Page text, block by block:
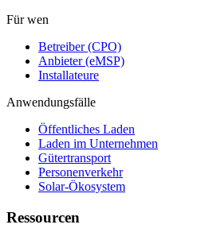
Für wen
Betreiber (CPO)
Anbieter (eMSP)
Installateure
Anwendungsfälle
Öffentliches Laden
Laden im Unternehmen
Gütertransport
Personenverkehr
Solar-Ökosystem
Ressourcen